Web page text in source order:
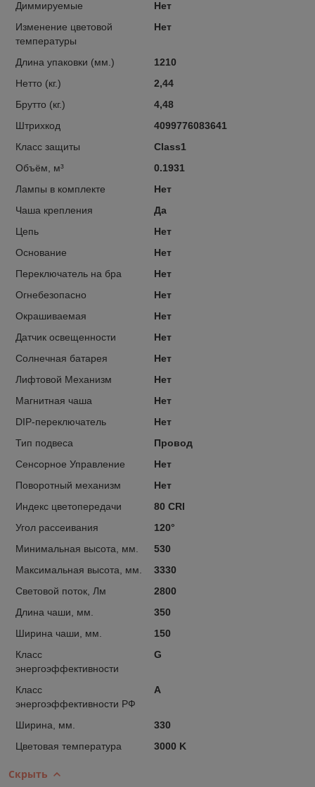
Диммируемые
Нет
Изменение цветовой
температуры
Нет
Длина упаковки (мм.)
1210
Нетто (кг.)
2,44
Брутто (кг.)
4,48
Штрихкод
4099776083641
Класс защиты
Class1
Объём, м³
0.1931
Лампы в комплекте
Нет
Чаша крепления
Да
Цепь
Нет
Основание
Нет
Переключатель на бра
Нет
Огнебезопасно
Нет
Окрашиваемая
Нет
Датчик освещенности
Нет
Солнечная батарея
Нет
Лифтовой Механизм
Нет
Магнитная чаша
Нет
DIP-переключатель
Нет
Тип подвеса
Провод
Сенсорное Управление
Нет
Поворотный механизм
Нет
Индекс цветопередачи
80 CRI
Угол рассеивания
120°
Минимальная высота, мм.
530
Максимальная высота, мм.
3330
Световой поток, Лм
2800
Длина чаши, мм.
350
Ширина чаши, мм.
150
Класс
энергоэффективности
G
Класс
энергоэффективности РФ
A
Ширина, мм.
330
Цветовая температура
3000 K
Скрыть